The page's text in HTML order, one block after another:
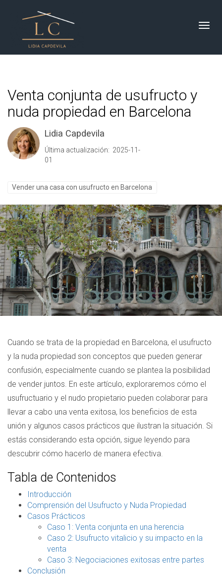
Venta conjunta de usufructo y
nuda propiedad en Barcelona
Lidia Capdevila
Última actualización: 2025-11-
01
Vender una casa con usufructo en Barcelona
Cuando se trata de la propiedad en Barcelona, el usufructo
y la nuda propiedad son conceptos que pueden generar
confusión, especialmente cuando se plantea la posibilidad
de vender juntos. En este artículo, exploraremos cómo el
usufructuario y el nudo propietario pueden colaborar para
llevar a cabo una venta exitosa, los beneficios de esta
unión y algunos casos prácticos que ilustran la situación. Si
estás considerando esta opción, sigue leyendo para
descubrir cómo hacerlo de manera efectiva.
Tabla de Contenidos
Introducción
Comprensión del Usufructo y Nuda Propiedad
Casos Prácticos
Caso 1: Venta conjunta en una herencia
Caso 2: Usufructo vitalicio y su impacto en la
venta
Caso 3: Negociaciones exitosas entre partes
Conclusión